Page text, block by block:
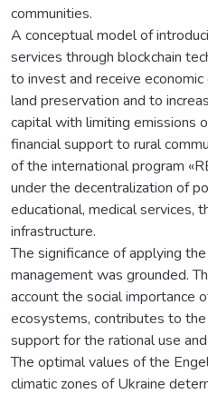
communities.
A conceptual model of
services through blockchain
to invest and receive
land preservation and to
capital with limiting emissions
financial support to rural
of the international program
under the decentralization of
educational, medical services,
infrastructure.
The significance of applying
management was grounded.
account the social importance
ecosystems, contributes to
support for the rational use
The optimal values of the
climatic zones of Ukraine